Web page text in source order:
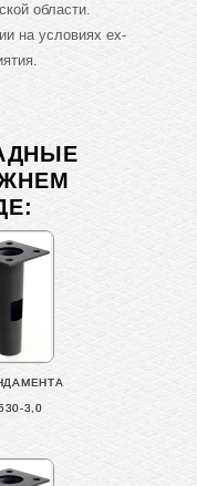
области.
на условиях ex-
3,0